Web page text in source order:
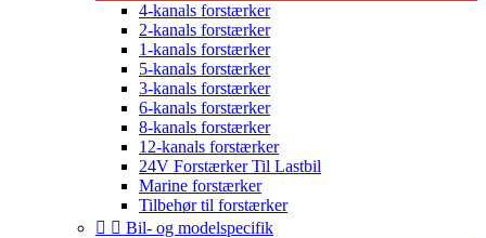
4-kanals forstærker
2-kanals forstærker
1-kanals forstærker
5-kanals forstærker
3-kanals forstærker
6-kanals forstærker
8-kanals forstærker
12-kanals forstærker
24V Forstærker Til Lastbil
Marine forstærker
Tilbehør til forstærker
  Bil- og modelspecifik